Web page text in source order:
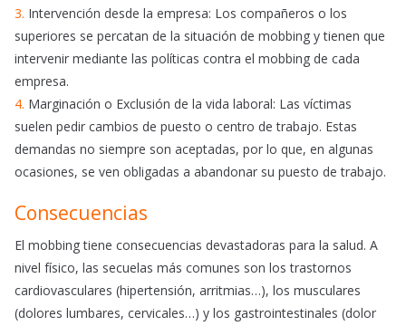
3. Intervención desde la empresa: Los compañeros o los
superiores se percatan de la situación de mobbing y tienen que
intervenir mediante las políticas contra el mobbing de cada
empresa.
4. Marginación o Exclusión de la vida laboral: Las víctimas
suelen pedir cambios de puesto o centro de trabajo. Estas
demandas no siempre son aceptadas, por lo que, en algunas
ocasiones, se ven obligadas a abandonar su puesto de trabajo.
Consecuencias
El mobbing tiene consecuencias devastadoras para la salud. A
nivel físico, las secuelas más comunes son los trastornos
cardiovasculares (hipertensión, arritmias…), los musculares
(dolores lumbares, cervicales…) y los gastrointestinales (dolor